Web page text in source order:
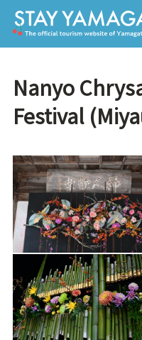
Nanyo
Festival